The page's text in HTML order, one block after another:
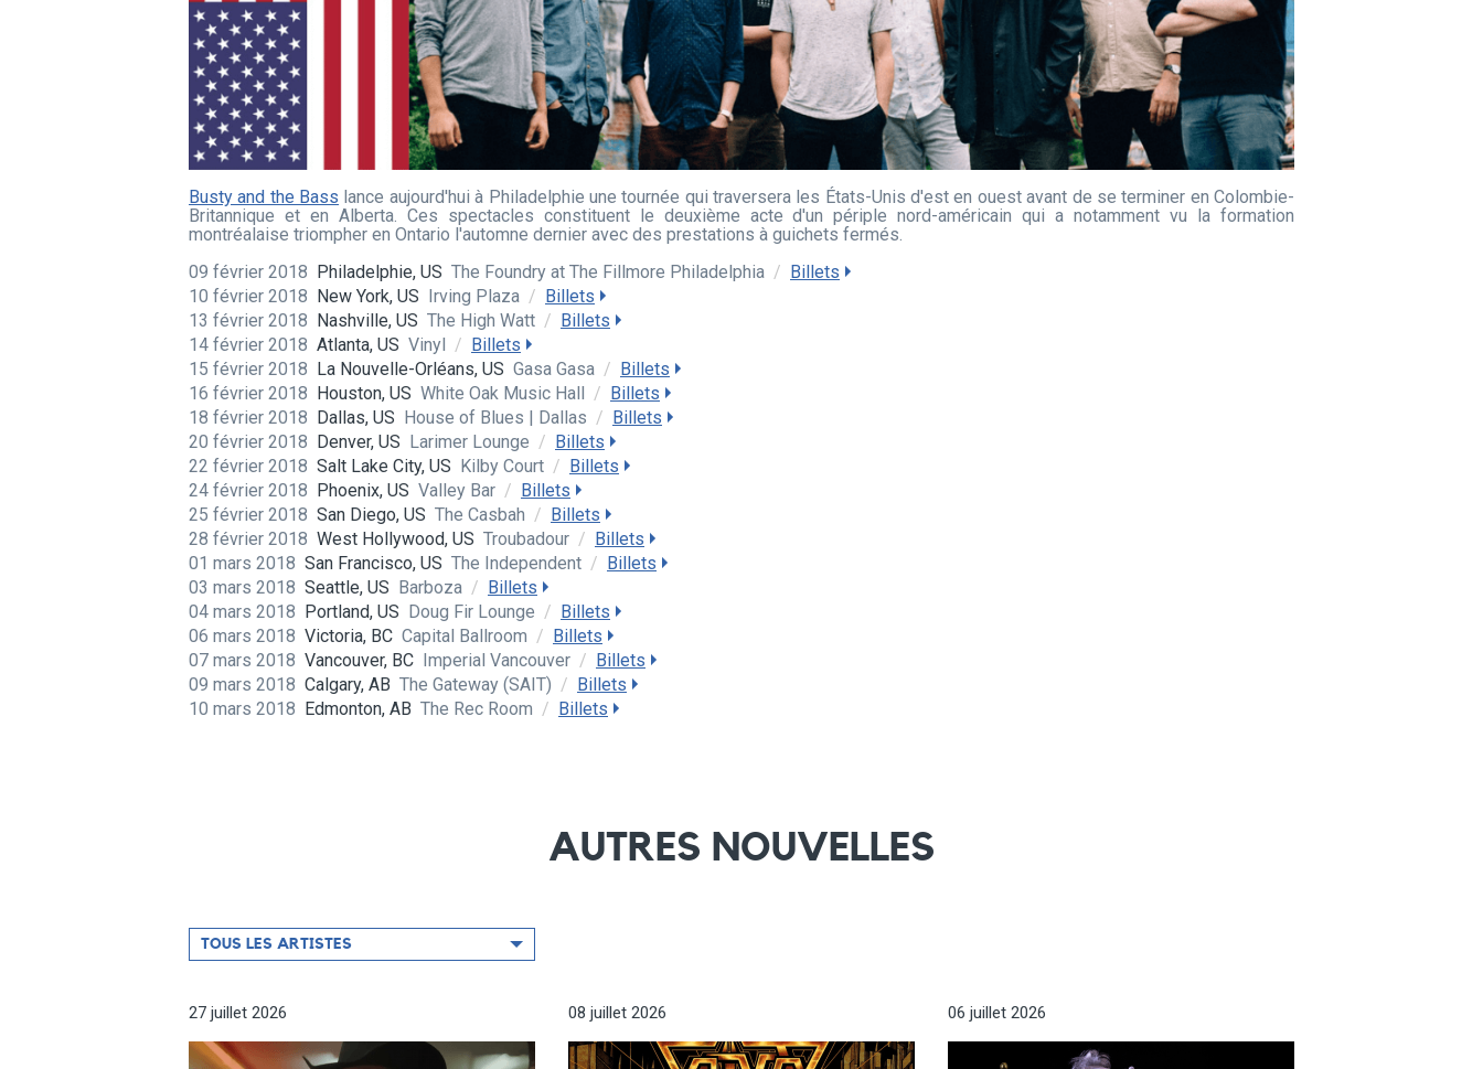
Busty and the Bass lance aujourd'hui à Philadelphie une tournée qui traversera les États-Unis d'est en ouest avant de se terminer en Colombie-
Britannique et en Alberta. Ces spectacles constituent le deuxième acte d'un périple nord-américain qui a notamment vu la formation
montréalaise triompher en Ontario l'automne dernier avec des prestations à guichets fermés.
09 février 2018 Philadelphie, US The Foundry at The Fillmore Philadelphia / Billets
10 février 2018 New York, US Irving Plaza / Billets
13 février 2018 Nashville, US The High Watt / Billets
14 février 2018 Atlanta, US Vinyl / Billets
15 février 2018 La Nouvelle-Orléans, US Gasa Gasa / Billets
16 février 2018 Houston, US White Oak Music Hall / Billets
18 février 2018 Dallas, US House of Blues | Dallas / Billets
20 février 2018 Denver, US Larimer Lounge / Billets
22 février 2018 Salt Lake City, US Kilby Court / Billets
24 février 2018 Phoenix, US Valley Bar / Billets
25 février 2018 San Diego, US The Casbah / Billets
28 février 2018 West Hollywood, US Troubadour / Billets
01 mars 2018 San Francisco, US The Independent / Billets
03 mars 2018 Seattle, US Barboza / Billets
04 mars 2018 Portland, US Doug Fir Lounge / Billets
06 mars 2018 Victoria, BC Capital Ballroom / Billets
07 mars 2018 Vancouver, BC Imperial Vancouver / Billets
09 mars 2018 Calgary, AB The Gateway (SAIT) / Billets
10 mars 2018 Edmonton, AB The Rec Room / Billets
AUTRES NOUVELLES
Filtrer
par
TOUS LES ARTISTES
27 juillet 2026 08 juillet 2026 06 juillet 2026